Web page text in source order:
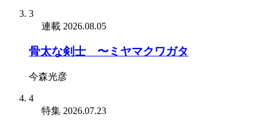
3
連載 2026.08.05
骨太な剣士 〜ミヤマクワガタ
今森光彦
4
特集 2026.07.23